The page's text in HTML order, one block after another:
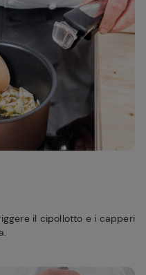
il cipollotto e i capperi